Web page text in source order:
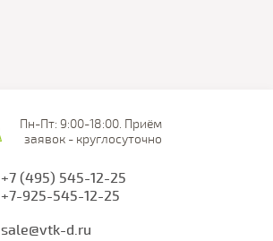
Пн-Пт: 9:00-18:00. Приём
заявок - круглосуточно
+7 (495) 545-12-25
+7-925-545-12-25
sale@vtk-d.ru